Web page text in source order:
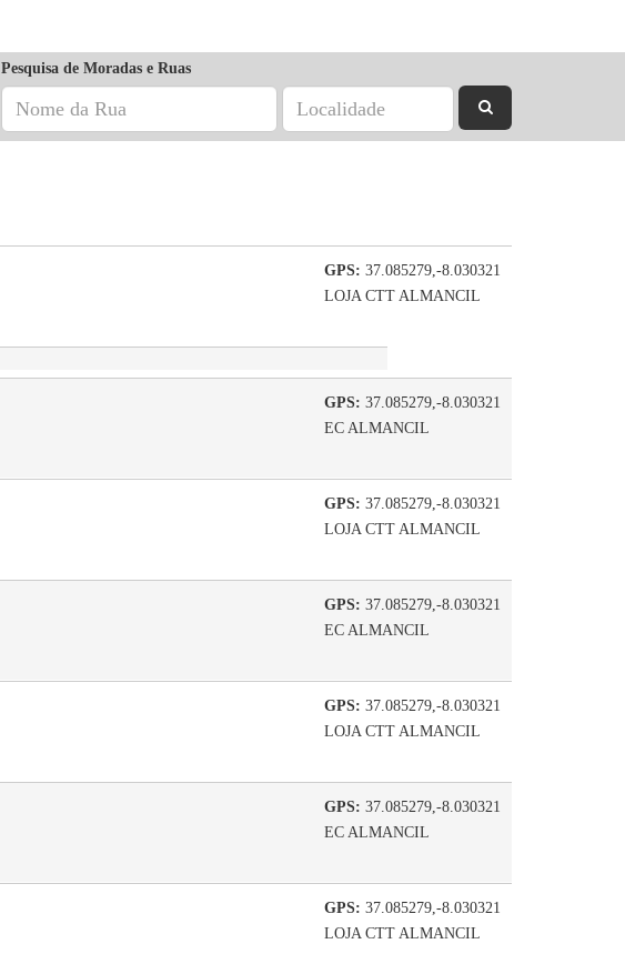
Pesquisa de Moradas e Ruas
GPS: 37.085279,-8.030321
LOJA CTT ALMANCIL
GPS: 37.085279,-8.030321
EC ALMANCIL
GPS: 37.085279,-8.030321
LOJA CTT ALMANCIL
GPS: 37.085279,-8.030321
EC ALMANCIL
GPS: 37.085279,-8.030321
LOJA CTT ALMANCIL
GPS: 37.085279,-8.030321
EC ALMANCIL
GPS: 37.085279,-8.030321
LOJA CTT ALMANCIL